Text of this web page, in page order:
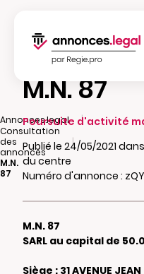
Annonces.legal
|
Consultation
des
annonces
|
M.N.
87
M.N. 87
Poursuite d'activité
Publié le 24/05/2021
du centre
Numéro d'annonce :
M.N. 87
SARL au capital de
Siège : 31 AVENUE